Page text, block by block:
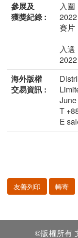
參展及
獲獎紀錄 :
入圍
賽片
入選
海外版權
交易資訊 :
T
E
友善列印 轉寄
©版權所有